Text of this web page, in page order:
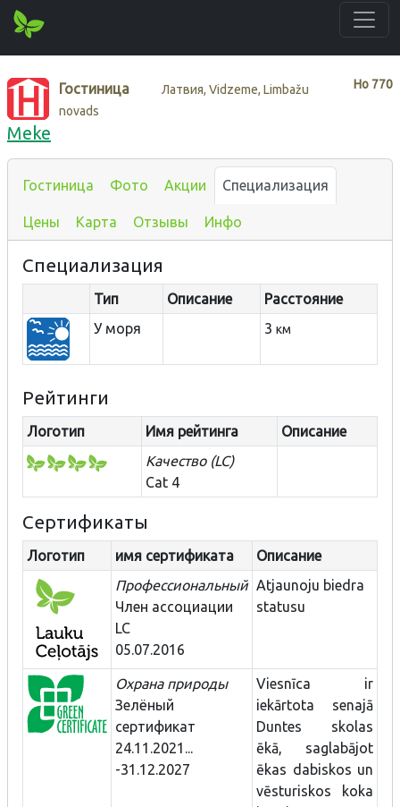
Нo 770
Гостиница
Латвия, Vidzeme, Limbažu
novads
Meke
Гостиница Фото Акции Специализация
Цены Карта Отзывы Инфо
Специализация
Тип Описание
Расстояние
У моря
3 км
Рейтинги
Логотип Имя рейтинга
Описание
Качество (LC)
Cat 4
Сертификаты
Логотип имя сертификата
Описание
Профессиональный
Член ассоциации
LC
05.07.2016
Atjaunoju biedra
statusu
Охрана природы
Зелёный
сертификат
24.11.2021...
-31.12.2027
Viesnīca ir
iekārtota senajā
Duntes skolas
ēkā, saglabājot
ēkas dabiskos un
vēsturiskos koka